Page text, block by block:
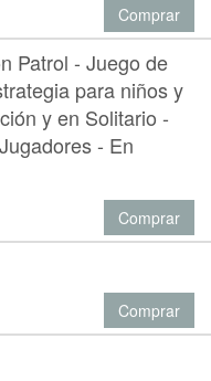
Comprar
Patrol - Juego de
para niños y
y en Solitario -
- En
Comprar
Comprar